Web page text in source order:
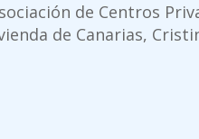
de Centros
de Canarias,